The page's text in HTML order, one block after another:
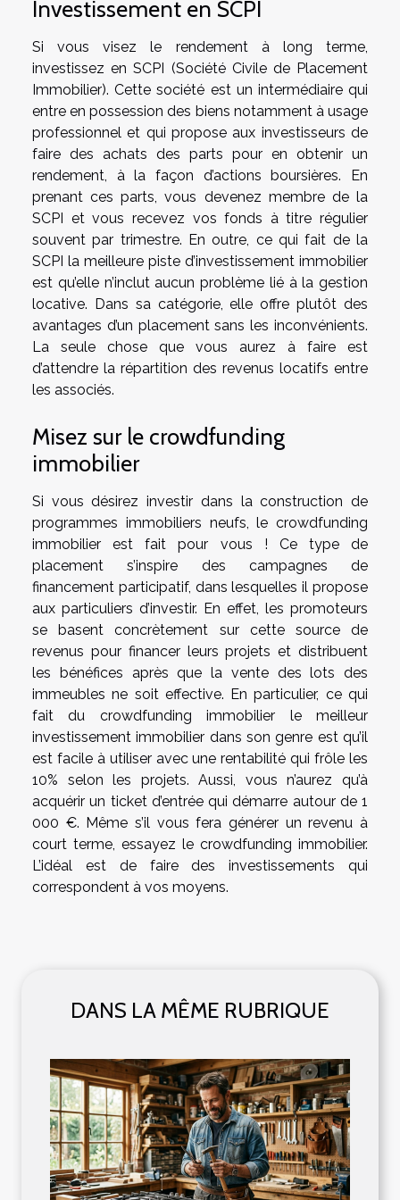
Investissement en SCPI
Si vous visez le rendement à long terme,
investissez en SCPI (Société Civile de Placement
Immobilier). Cette société est un intermédiaire qui
entre en possession des biens notamment à usage
professionnel et qui propose aux investisseurs de
faire des achats des parts pour en obtenir un
rendement, à la façon d’actions boursières. En
prenant ces parts, vous devenez membre de la
SCPI et vous recevez vos fonds à titre régulier
souvent par trimestre. En outre, ce qui fait de la
SCPI la meilleure piste d’investissement immobilier
est qu’elle n’inclut aucun problème lié à la gestion
locative. Dans sa catégorie, elle offre plutôt des
avantages d’un placement sans les inconvénients.
La seule chose que vous aurez à faire est
d’attendre la répartition des revenus locatifs entre
les associés.
Misez sur le crowdfunding
immobilier
Si vous désirez investir dans la construction de
programmes immobiliers neufs, le crowdfunding
immobilier est fait pour vous ! Ce type de
placement s’inspire des campagnes de
financement participatif, dans lesquelles il propose
aux particuliers d’investir. En effet, les promoteurs
se basent concrètement sur cette source de
revenus pour financer leurs projets et distribuent
les bénéfices après que la vente des lots des
immeubles ne soit effective. En particulier, ce qui
fait du crowdfunding immobilier le meilleur
investissement immobilier dans son genre est qu’il
est facile à utiliser avec une rentabilité qui frôle les
10% selon les projets. Aussi, vous n’aurez qu’à
acquérir un ticket d’entrée qui démarre autour de 1
000 €. Même s’il vous fera générer un revenu à
court terme, essayez le crowdfunding immobilier.
L’idéal est de faire des investissements qui
correspondent à vos moyens.
DANS LA MÊME RUBRIQUE